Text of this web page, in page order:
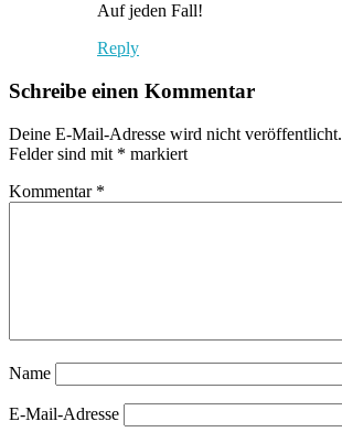
Auf jeden Fall!
Reply
Schreibe einen Kommentar
Deine E-Mail-Adresse wird nicht veröffentlicht.
Felder sind mit * markiert
Kommentar *
Name
E-Mail-Adresse